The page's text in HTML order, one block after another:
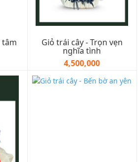
tâm Giỏ trái cây - Trọn vẹn
nghĩa tình
4,500,000